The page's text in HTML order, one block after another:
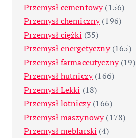
Przemysł cementowy(156)
Przemysł chemiczny(196)
Przemysł ciężki (35)
Przemysł energetyczny(165)
Przemysł farmaceutyczny(19)
Przemysł hutniczy(166)
Przemysł Lekki (18)
Przemysł lotniczy(166)
Przemysł maszynowy(178)
Przemysł meblarski (4)